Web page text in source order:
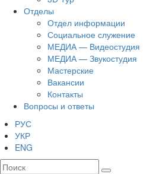
Отделы
Отдел информации
Социальное служение
МЕДИА — Видеостудия
МЕДИА — Звукостудия
Мастерские
Вакансии
Контакты
Вопросы и ответы
РУС
УКР
ENG